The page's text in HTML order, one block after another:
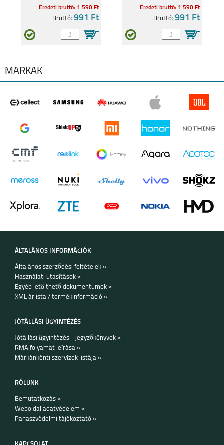
Eredeti bruttó: 1 590 Ft
Bruttó: 991 Ft
Eredeti bruttó: 1 590 Ft
Bruttó:991 Ft
MÁRKÁK
ÁLTALÁNOS INFORMÁCIÓK
Általános szerződési feltételek »
Használati utasítások »
Egyéb letölthető dokumentumok »
XML árlista / termékinformáció »
JÓTÁLLÁSI ÜGYINTÉZÉS
Jótállási ügyintézés - jegyzőkönyvek »
RMA folyamat leírása »
Márkánkénti szervízek listája »
RÓLUNK
Bemutatkozás »
Weboldal adatvédelem »
Panaszvédelmi tájékoztató »